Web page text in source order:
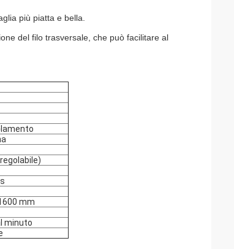
più piatta e bella.
del filo trasversale, che può facilitare al
mm
minuto